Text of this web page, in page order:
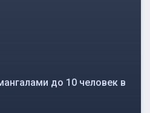
до 10 человек в